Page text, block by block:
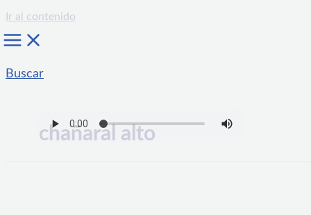
Ir al contenido
Buscar
chañaral alto